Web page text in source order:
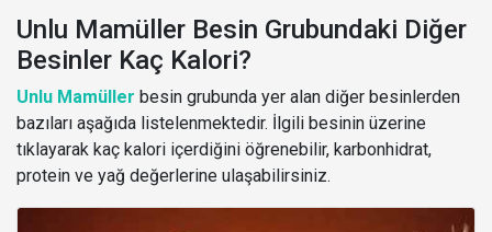
Unlu Mamüller Besin Grubundaki Diğer
Besinler Kaç Kalori?
Unlu Mamüller besin grubunda yer alan diğer besinlerden
bazıları aşağıda listelenmektedir. İlgili besinin üzerine
tıklayarak kaç kalori içerdiğini öğrenebilir, karbonhidrat,
protein ve yağ değerlerine ulaşabilirsiniz.